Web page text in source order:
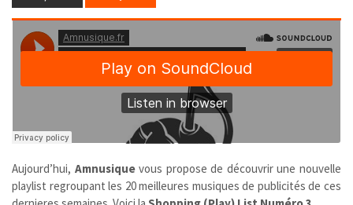
Aujourd’hui, Amnusiquevous propose de découvrir une nouvelle
playlist regroupant les 20 meilleures musiques de publicités de ces